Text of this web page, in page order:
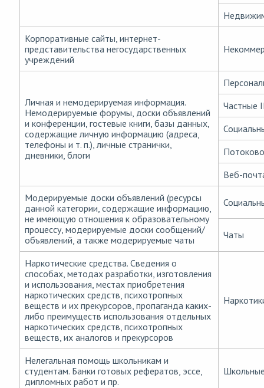
Корпоративные сайты, интернет-
представительства негосударственных
учреждений
Личная и немодерируемая информация.
Немодерируемые форумы, доски объявлений
и конференции, гостевые книги, базы данных,
содержащие личную информацию (адреса,
телефоны и т. п.), личные странички,
дневники, блоги
Частные
Веб-
Модерируемые доски объявлений (ресурсы
данной категории, содержащие информацию,
не имеющую отношения к образовательному
процессу, модерируемые доски сообщений/
объявлений, а также модерируемые чаты
Чаты
Наркотические средства. Сведения о
способах, методах разработки, изготовления
и использования, местах приобретения
наркотических средств, психотропных
веществ и их прекурсоров, пропаганда каких-
либо преимуществ использования отдельных
наркотических средств, психотропных
веществ, их аналогов и прекурсоров
Нелегальная помощь школьникам и
студентам. Банки готовых рефератов, эссе,
дипломных работ и пр.